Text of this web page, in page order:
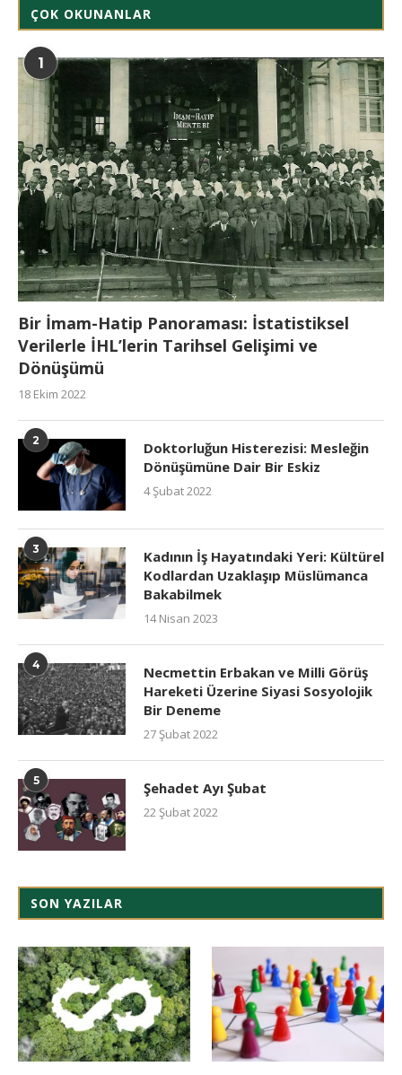
ÇOK OKUNANLAR
1
Bir İmam-Hatip Panoraması: İstatistiksel
Verilerle İHL’lerin Tarihsel Gelişimi ve
Dönüşümü
18 Ekim 2022
2
Doktorluğun Histerezisi: Mesleğin
Dönüşümüne Dair Bir Eskiz
4 Şubat 2022
3
Kadının İş Hayatındaki Yeri: Kültürel
Kodlardan Uzaklaşıp Müslümanca
Bakabilmek
14 Nisan 2023
4
Necmettin Erbakan ve Milli Görüş
Hareketi Üzerine Siyasi Sosyolojik
Bir Deneme
27 Şubat 2022
5 Şehadet Ayı Şubat
22 Şubat 2022
SON YAZILAR